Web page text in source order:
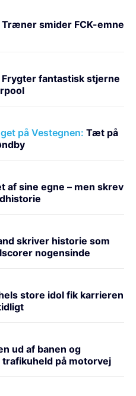
Træner smider FCK-emne
Frygter fantastisk stjerne
på Vestegnen: Tæt på
af sine egne – men skrev
skriver historie som
nogensinde
store idol fik karrieren
ud af banen og
på motorvej